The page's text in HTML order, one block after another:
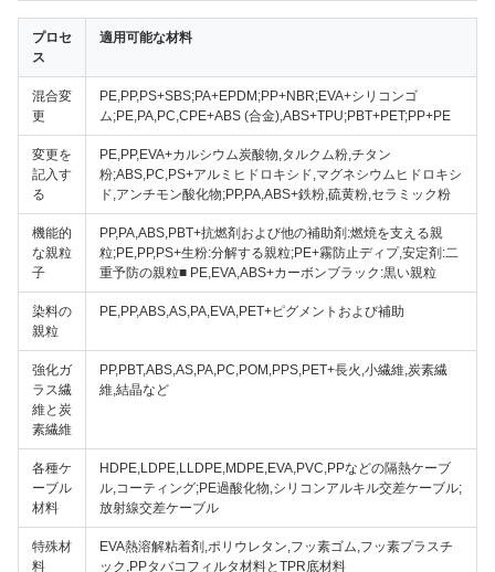
プロセ
ス
適用可能な材料
混合変
更
PE,PP,PS+SBS;PA+EPDM;PP+NBR;EVA+シリコンゴ
ム;PE,PA,PC,CPE+ABS (合金),ABS+TPU;PBT+PET;PP+PE
変更を
記入す
る
PE,PP,EVA+カルシウム炭酸物,タルクム粉,チタン
粉;ABS,PC,PS+アルミヒドロキシド,マグネシウムヒドロキシ
ド,アンチモン酸化物;PP,PA,ABS+鉄粉,硫黄粉,セラミック粉
機能的
な親粒
子
PP,PA,ABS,PBT+抗燃剤および他の補助剤:燃焼を支える親
粒;PE,PP,PS+生粉:分解する親粒;PE+霧防止ディプ,安定剤:二
重予防の親粒■ PE,EVA,ABS+カーボンブラック:黒い親粒
染料の
親粒
PE,PP,ABS,AS,PA,EVA,PET+ピグメントおよび補助
強化ガ
ラス繊
維と炭
素繊維
PP,PBT,ABS,AS,PA,PC,POM,PPS,PET+長火,小繊維,炭素繊
維,結晶など
各種ケ
ーブル
材料
HDPE,LDPE,LLDPE,MDPE,EVA,PVC,PPなどの隔熱ケーブ
ル,コーティング;PE過酸化物,シリコンアルキル交差ケーブル;
放射線交差ケーブル
特殊材
料
EVA熱溶解粘着剤,ポリウレタン,フッ素ゴム,フッ素プラスチ
ック,PPタバコフィルタ材料とTPR底材料